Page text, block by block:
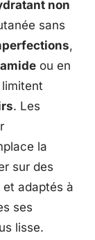
non
sans
,
ou en
. Les
la
sur des
adaptés à
ses
lisse.